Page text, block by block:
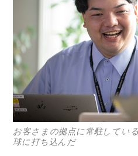
お客さまの拠点に常駐してい
球に打ち込んだ